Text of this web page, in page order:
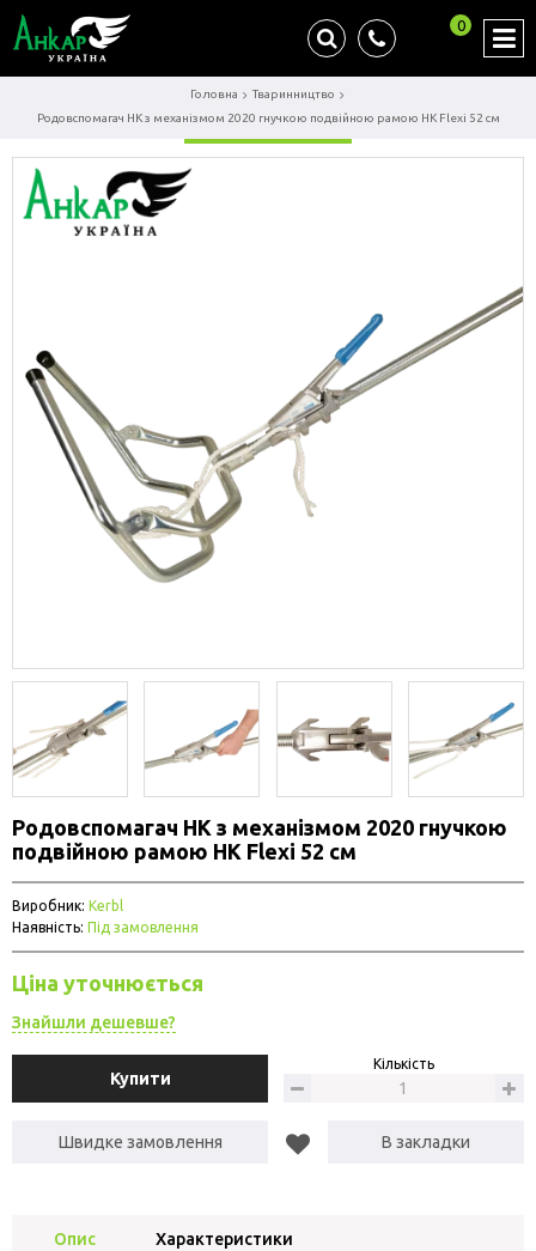
0
Головна
Тваринництво
Родовспомагач НК з механізмом 2020 гнучкою подвійною рамою HK Flexi 52 см
Родовспомагач НК з механізмом 2020 гнучкою
подвійною рамою HK Flexi 52 см
Виробник: Kerbl
Наявність: Під замовлення
Ціна уточнюється
Знайшли дешевше?
Купити
Кількість
Швидке замовлення В закладки
Опис Характеристики